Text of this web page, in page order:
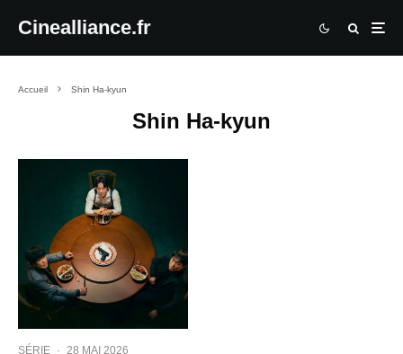
Cinealliance.fr
Accueil Shin Ha-kyun
Shin Ha-kyun
SÉRIE · 28 MAI 2026